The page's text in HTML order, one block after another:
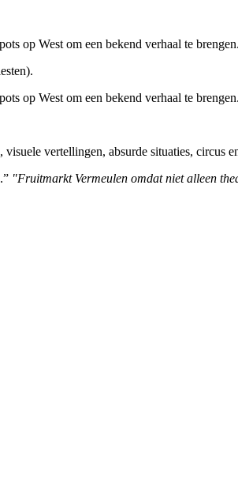
op West om een bekend verhaal te brengen.
op West om een bekend verhaal te brengen.
vertellingen, absurde situaties, circus
"Fruitmarkt Vermeulen omdat niet alleen